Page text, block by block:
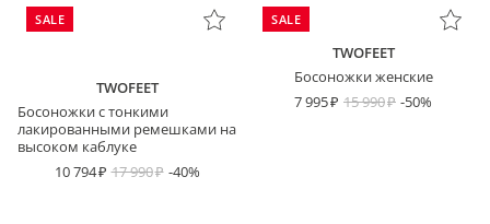
SALE
TWOFEET
Босоножки с тонкими
лакированными ремешками на
высоком каблуке
10 794
17 990 -40%
SALE
TWOFEET
Босоножки женские
7 995
15 990 -50%